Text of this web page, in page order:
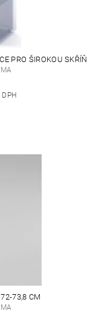
PRO ŠIROKOU SKŘÍŇ
73,8 CM